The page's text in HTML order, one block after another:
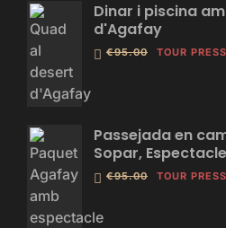
Dinar i piscina
d'Agafay
€95.00 TOUR
Passejada en
Sopar,
€95.00 TOUR